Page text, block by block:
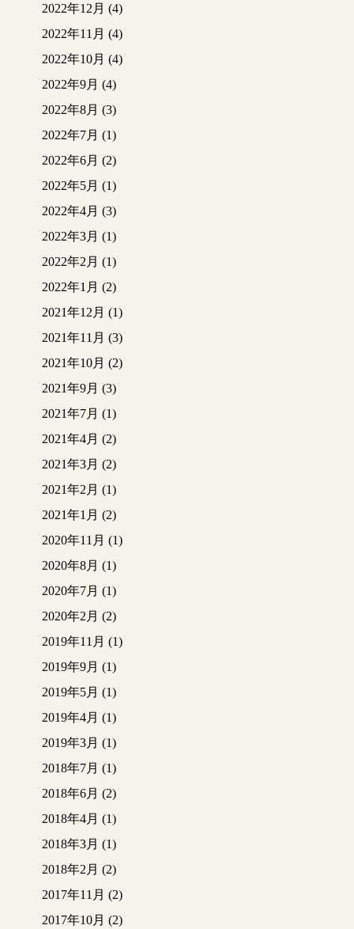
2022年12月 (4)
2022年11月 (4)
2022年10月 (4)
2022年9月 (4)
2022年8月 (3)
2022年7月 (1)
2022年6月 (2)
2022年5月 (1)
2022年4月 (3)
2022年3月 (1)
2022年2月 (1)
2022年1月 (2)
2021年12月 (1)
2021年11月 (3)
2021年10月 (2)
2021年9月 (3)
2021年7月 (1)
2021年4月 (2)
2021年3月 (2)
2021年2月 (1)
2021年1月 (2)
2020年11月 (1)
2020年8月 (1)
2020年7月 (1)
2020年2月 (2)
2019年11月 (1)
2019年9月 (1)
2019年5月 (1)
2019年4月 (1)
2019年3月 (1)
2018年7月 (1)
2018年6月 (2)
2018年4月 (1)
2018年3月 (1)
2018年2月 (2)
2017年11月 (2)
2017年10月 (2)